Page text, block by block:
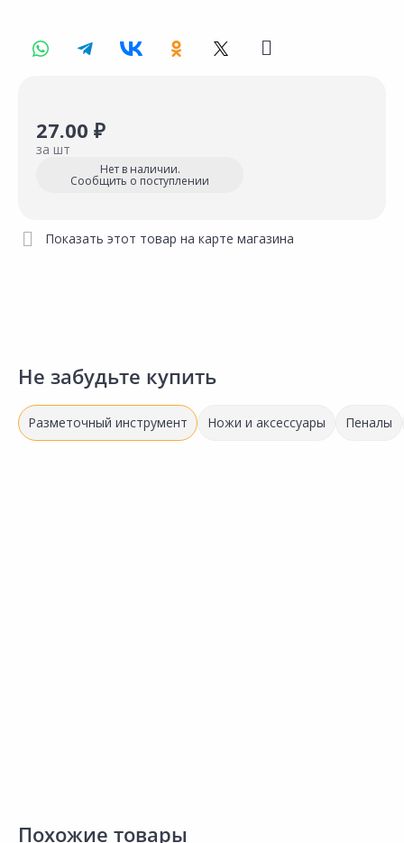
27.00 ₽
за шт
Нет в наличии.
Сообщить о поступлении
Показать этот товар на карте магазина
Не забудьте купить
Разметочный инструмент Ножи и аксессуары Пеналы
Похожие товары